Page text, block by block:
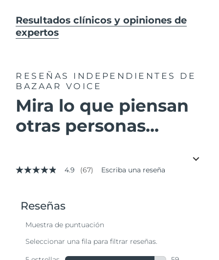
Resultados clínicos y opiniones de
expertos
RESEÑAS INDEPENDIENTES
DE
BAZAAR VOICE
Mira lo que piensan
otras personas...
4.9
valor
medio
valoración.
4.9 (67) Escriba una reseña